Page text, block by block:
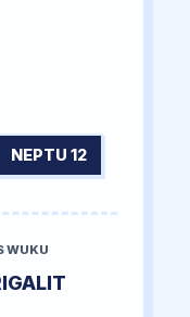
NEPTU 12
WUKU